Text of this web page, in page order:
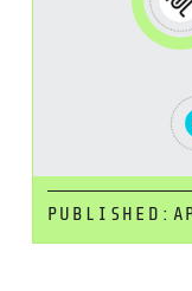
PUBLISHED: